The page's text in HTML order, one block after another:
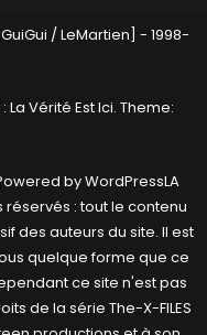
/ LeMartien] - 1998-
La Vérité Est Ici. Theme:
byWordPressLA
réservés : tout le contenu
des auteurs du site. Il est
quelque forme que ce
ce site n'est pas
de la série The-X-FILES